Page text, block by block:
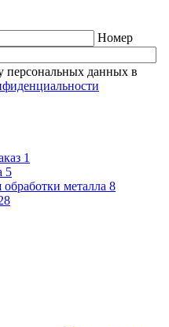
Номер
персональных данных в
1
5
металла 8